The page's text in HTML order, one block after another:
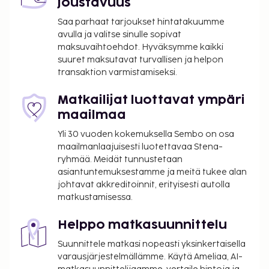
Majoituspaikan ensisijainen lentokenttä on Faro
(FAO-Faron kansainvälinen lentokenttä).
Käytössäsi on tietokonepiste, ympäri vuorokauden
auki oleva vastaanotto ja matkatavarasäilytys.
Tämä huoneistohotelli tarjoaa asiakkailleen
kokoushuoneita. Palveluihin kuuluu ilmainen
pysäköinti. Täyden palvelun kylpylässä voit
lisäksi sisäuima-allas, poreallas sekä
ulkotenniskenttä. Tämän huoneistohotellin
palveluihin kuuluu muun muassa ilmainen langaton
internetyhteys, concierge-palvelut ja pelihalli/-
huone. Hotel Apartamento Brisa Sol tarjoaa
Palveluihin kuuluu myös baari/aulabaari ja
allasbaari, joissa voit rentoutua raikkaan juoman
parissa. Maksullinen buffetaamiainen tarjotaan
joustavuus
Saa parhaat tarjoukset hintatakuumme
avulla ja valitse sinulle sopivat
maksuvaihtoehdot. Hyväksymme kaikki
suuret maksutavat turvallisen ja helpon
transaktion varmistamiseksi.
Matkailijat luottavat ympäri
maailmaa
Yli 30 vuoden kokemuksella Sembo on osa
maailmanlaajuisesti luotettavaa Stena-
ryhmää. Meidät tunnustetaan
asiantuntemuksestamme ja meitä tukee alan
johtavat akkreditoinnit, erityisesti autolla
matkustamisessa.
Helppo matkasuunnittelu
Suunnittele matkasi nopeasti yksinkertaisella
varausjärjestelmällämme. Käytä Ameliaa, AI-